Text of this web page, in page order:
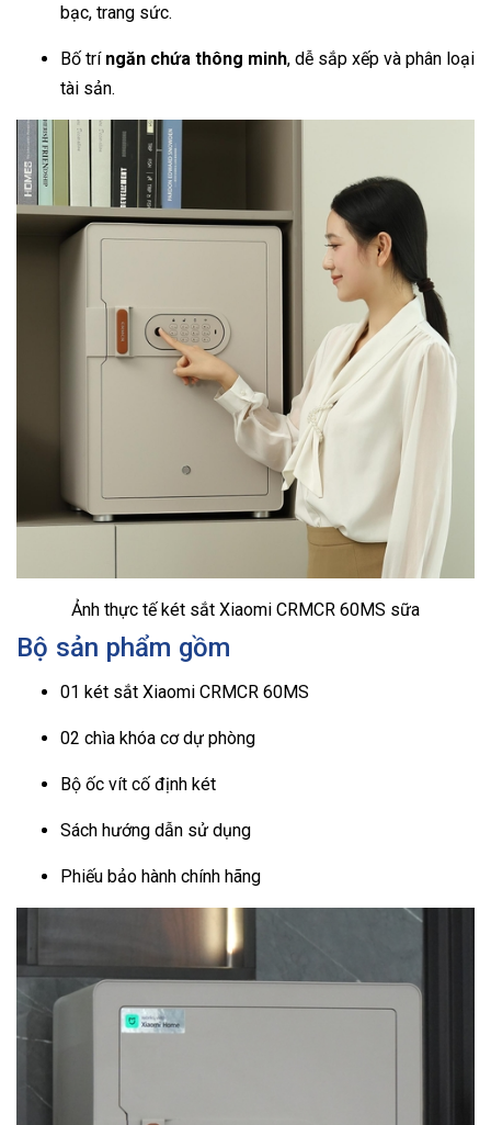
bạc, trang sức.
Bố trí ngăn chứa thông minh, dễ sắp xếp và phân loại
tài sản.
Ảnh thực tế két sắt Xiaomi CRMCR 60MS sữa
Bộ sản phẩm gồm
01 két sắt Xiaomi CRMCR 60MS
02 chìa khóa cơ dự phòng
Bộ ốc vít cố định két
Sách hướng dẫn sử dụng
Phiếu bảo hành chính hãng